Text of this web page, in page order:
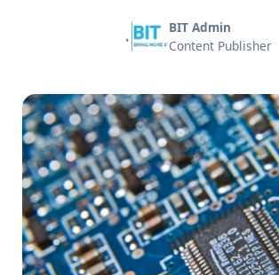
BIT Admin
Content Publisher